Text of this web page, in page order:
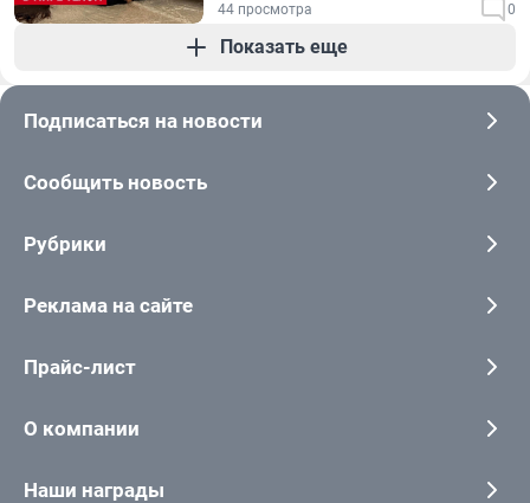
44 просмотра 0
Показать еще
Подписаться на новости
Сообщить новость
Рубрики
Реклама на сайте
Прайс-лист
О компании
Наши награды